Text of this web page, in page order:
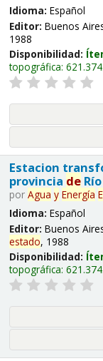
Idioma: Español
Editor: Buenos
1988
Disponibilidad:
topográfica:
Estacion
provincia de
por Agua y Energía
Idioma: Español
Editor: Buenos
estado, 1988
Disponibilidad:
topográfica: